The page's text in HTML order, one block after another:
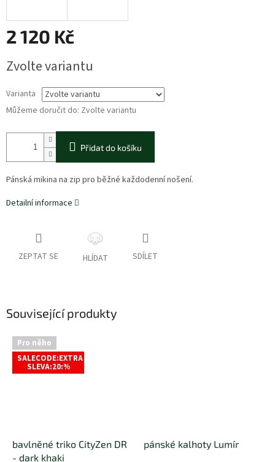
2 120 Kč
cena:
Zvolte variantu
Varianta
Můžeme doručit do: Zvolte variantu
Přidat do košíku
Pánská mikina na zip pro běžné každodenní nošení.
Detailní informace
ZEPTAT SE HLÍDAT SDÍLET
Související produkty
Pro něho
SALECODE:EXTRA
SLEVA:20:%
bavlněné triko CityZen DR
- dark khaki
pánské kalhoty Lumír